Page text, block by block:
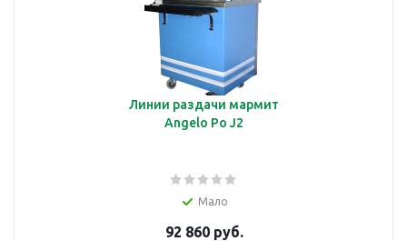
Линии раздачи мармит
Angelo Po J2
Мало
92 860 руб.